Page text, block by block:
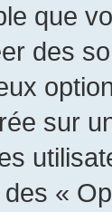
que
des
sur
«